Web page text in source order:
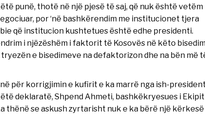
punë, thotë në një pjesë të saj, që nuk është vetëm
por ‘në bashkërendim me institucionet tjera
që institucion kushtetues është edhe presidenti.
i njëzëshëm i faktorit të Kosovës në këto
e bisedimeve na defaktorizon dhe na bën më
për korrigjimin e kufirit e ka marrë nga ish-
deklaratë, Shpend Ahmeti, bashkëkryesues i Ekipit
thënë se askush zyrtarisht nuk e ka bërë një kërkesë